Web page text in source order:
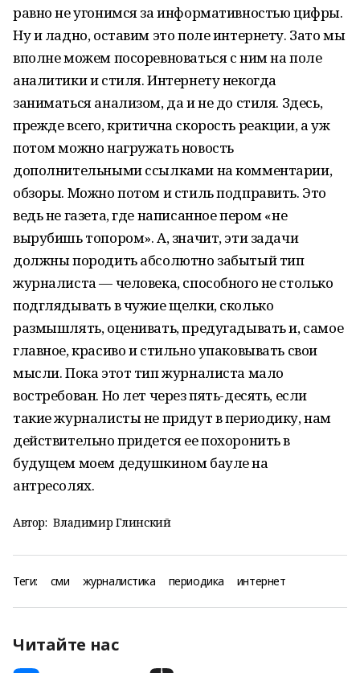
равно не угонимся за информативностью цифры.
Ну и ладно, оставим это поле интернету. Зато мы
вполне можем посоревноваться с ним на поле
аналитики и стиля. Интернету некогда
заниматься анализом, да и не до стиля. Здесь,
прежде всего, критична скорость реакции, а уж
потом можно нагружать новость
дополнительными ссылками на комментарии,
обзоры. Можно потом и стиль подправить. Это
ведь не газета, где написанное пером «не
вырубишь топором». А, значит, эти задачи
должны породить абсолютно забытый тип
журналиста — человека, способного не столько
подглядывать в чужие щелки, сколько
размышлять, оценивать, предугадывать и, самое
главное, красиво и стильно упаковывать свои
мысли. Пока этот тип журналиста мало
востребован. Но лет через пять-десять, если
такие журналисты не придут в периодику, нам
действительно придется ее похоронить в
будущем моем дедушкином бауле на
антресолях.
Автор: Владимир Глинский
Теги: сми журналистика периодика интернет
Читайте нас